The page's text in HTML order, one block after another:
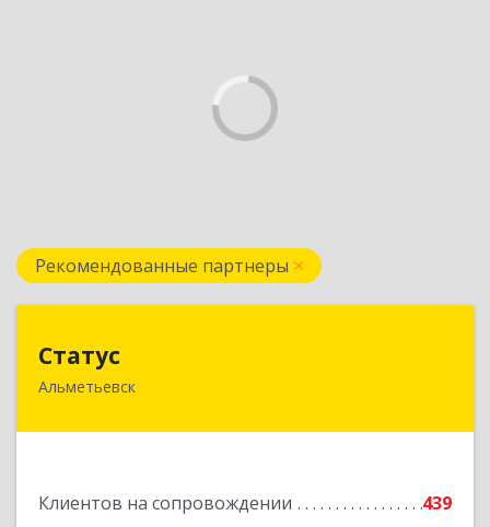
Рекомендованные партнеры
Статус
Альметьевск
Клиентов на сопровождении
439
423450, Татарстан Респ, Альметьевск г, Мира